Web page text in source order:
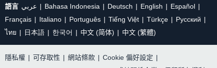
語言 عربي Bahasa Indonesia Deutsch English
Español
Français
Italiano Português Tiếng Việt Türkçe
Ρусский
ไทย
日本語 한국어 中文 (简体) 中文 (繁體)
隱私權 | 可存取性 | 網站條款 | Cookie 偏好設定 |